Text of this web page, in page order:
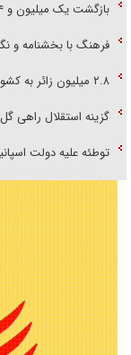
بازگشت یک میلیون و ۹۷۴ هزار زائر اربعین به کشور
فرهنگ با بخشنامه و
۲.۸ میلیون زائر به کشور بازگشتند
گزینه استقلال راهی
توطئه علیه دولت